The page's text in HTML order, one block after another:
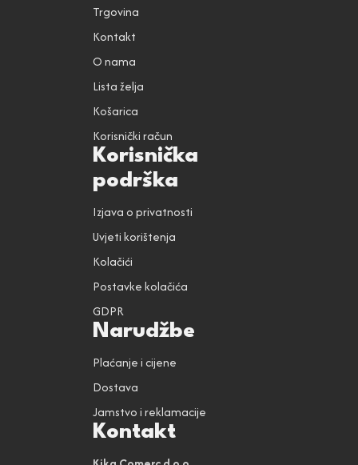
Trgovina
Kontakt
O nama
Lista želja
Košarica
Korisnički račun
Korisnička
podrška
Izjava o privatnosti
Uvjeti korištenja
Kolačići
Postavke kolačića
GDPR
Narudžbe
Plaćanje i cijene
Dostava
Jamstvo i reklamacije
Kontakt